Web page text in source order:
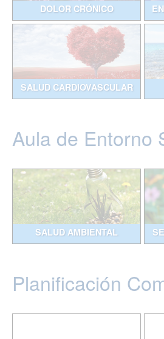
DOLOR CRÓNICO
SALUD CARDIOVASCULAR
Aula de Entorno
SALUD AMBIENTAL
Planificación